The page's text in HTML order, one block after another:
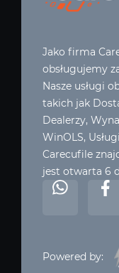
Jako firma
obsługujemy
Nasze usługi
takich jak
Dealerzy,
WinOLS,
Carecufile
jest otwarta 6
Powered by: